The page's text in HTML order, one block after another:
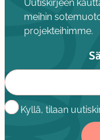
Uutiskirjeen
meihin
projekteihimme.
Kyllä, tilaan